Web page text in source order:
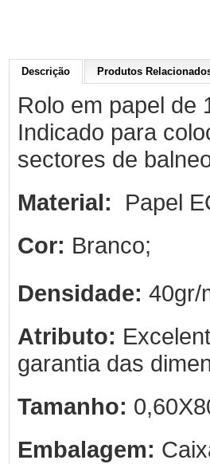
Descrição Produtos
Rolo em papel de
Indicado para
sectores de
Material: Papel
Cor: Branco;
Densidade: 40gr/
Atributo:
garantia das
Tamanho:
Embalagem: